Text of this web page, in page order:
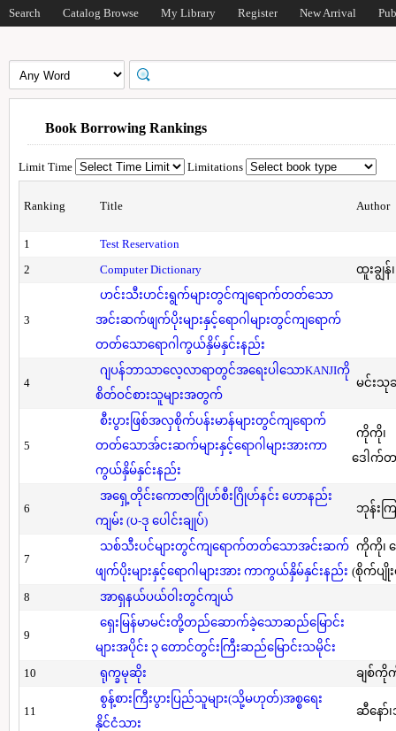
Search Catalog Browse My Library Register New Arrival
Book Borrowing Rankings
Limit Time Limitations
Ranking Title Author
1
Test Reservation
2
Computer Dictionary ထူးချွန်
3
ဟင်းသီးဟင်းရွက်များတွင်ကျရောက်တတ်သော
အင်းဆက်ဖျက်ပိုးများနှင့်ရောဂါများတွင်ကျရောက်
တတ်သောရောဂါကွယ်နှိမ်နှင်းနည်း
4
ဂျပန်ဘာသာလေ့လာရာတွင်အရေးပါသောKANJIကို
စိတ်ဝင်စားသူများအတွက်
မင်းသုခ
5
စီးပွားဖြစ်အလှစိုက်ပန်းမာန်များတွင်ကျရောက်
တတ်သောအ်ငးဆက်များနှင့်ရောဂါများအားကာ
ကွယ်နှိမ်နှင်းနည်း
ကိုကို၊
ဒေါက်တ
6
အရှေ့တိုင်းကောဇာဂြိုဟ်စီးဂြိုဟ်နင်း ဟောနည်း
ကျမ်း (ပ-ဒု ပေါင်းချုပ်)
ဘုန်းက
7
သစ်သီးပင်များတွင်ကျရောက်တတ်သောအင်းဆက်
ဖျက်ပိုးများနှင့်ရောဂါများအား ကာကွယ်နှိမ်နှင်းနည်း
ကိုကို၊
(စိုက်ပျိုး
8
အာရှနယ်ပယ်ဝါးတွင်ကျယ်
9
ရှေးမြန်မာမင်းတို့တည်ဆောက်ခဲ့သောဆည်မြောင်း
များအပိုင်း ၃ တောင်တွင်းကြီးဆည်မြောင်းသမိုင်း
10
ရုက္ခမုဆိုး ချစ်ကို
11
စွန့်စားကြီးပွားပြည်သူများ(သို့မဟုတ်)အစ္စရေး
နိုင်ငံသား
ဆီနော်၊